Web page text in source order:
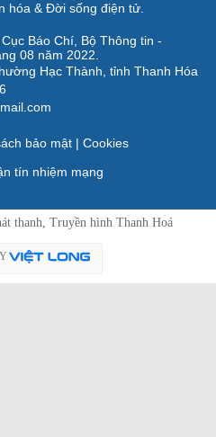
hóa & Đời sống điện tử.
Báo Chí, Bộ Thông tin -
08 năm 2022.
Hạc Thành, tỉnh Thanh Hóa
bảo mật | Cookies
thanh, Truyền hình Thanh Hoá